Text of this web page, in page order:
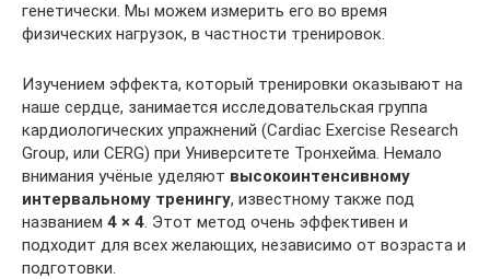
генетически. Мы можем измерить его во время
физических нагрузок, в частности тренировок.
Изучением эффекта, который тренировки оказывают на
наше сердце, занимается исследовательская группа
кардиологических упражнений (Cardiac Exercise Research
Group, или CERG) при Университете Тронхейма. Немало
внимания учёные уделяют высокоинтенсивному
интервальному тренингу, известному также под
названием 4 × 4. Этот метод очень эффективен и
подходит для всех желающих, независимо от возраста и
подготовки.